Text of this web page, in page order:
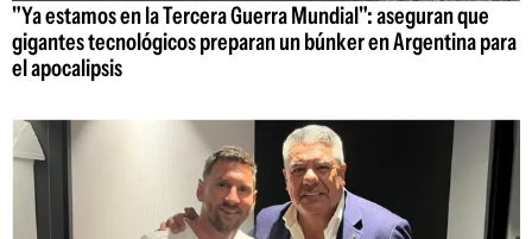
"Ya estamos en la Tercera Guerra Mundial": aseguran que
gigantes tecnológicos preparan un búnker en Argentina para
el apocalipsis